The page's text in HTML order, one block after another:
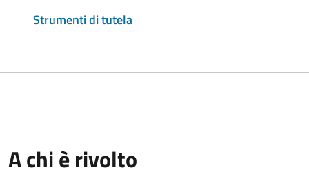
Strumenti di tutela
A chi è rivolto